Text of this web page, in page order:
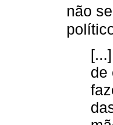
não
de